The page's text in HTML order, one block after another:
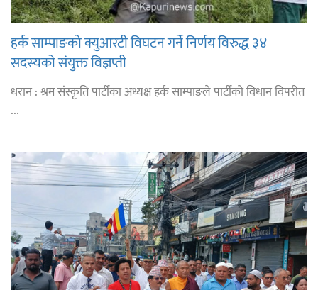
हर्क साम्पाङको क्युआरटी विघटन गर्ने निर्णय विरुद्ध ३४
सदस्यको संयुक्त विज्ञप्ती
धरान : श्रम संस्कृति पार्टीका अध्यक्ष हर्क साम्पाङले पार्टीको विधान विपरीत
...